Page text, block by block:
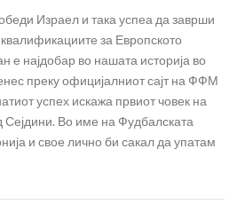
Израел и така успеа да заврши
за Европското
е најдобар во нашата историја во
преку официјалниот сајт на ФФМ
успех искажа првиот човек на
Во име на Фудбалската
и свое лично би сакал да упатам